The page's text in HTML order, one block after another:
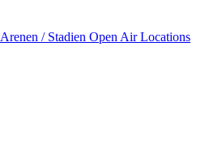
Arenen / Stadien Open Air Locations